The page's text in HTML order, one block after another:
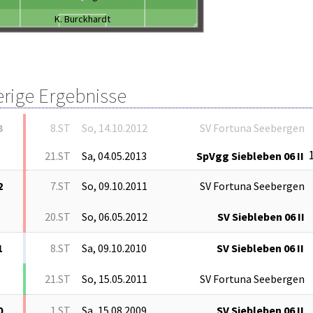
K. Burckhardt
Ergebnisse
8.ST So, 14.10.2012 SV Fortuna Seebergen
21.ST Sa, 04.05.2013 SpVgg Siebleben 06 II
7.ST So, 09.10.2011 SV Fortuna Seebergen
20.ST So, 06.05.2012 SV Siebleben 06 II
8.ST Sa, 09.10.2010 SV Siebleben 06 II
21.ST So, 15.05.2011 SV Fortuna Seebergen
1.ST Sa, 15.08.2009 SV Siebleben 06 II